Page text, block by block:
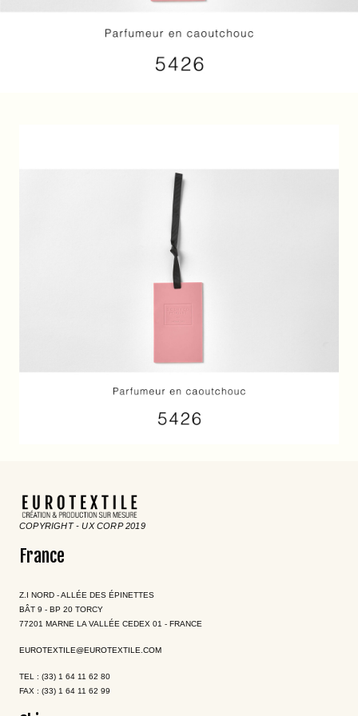
COPYRIGHT - UX CORP 2019
France
Z.I NORD - ALLÉE DES ÉPINETTES
BÂT 9 - BP 20 TORCY
77201 MARNE LA VALLÉE CEDEX 01 - FRANCE
EUROTEXTILE@EUROTEXTILE.COM
TEL : (33) 1 64 11 62 80
FAX : (33) 1 64 11 62 99